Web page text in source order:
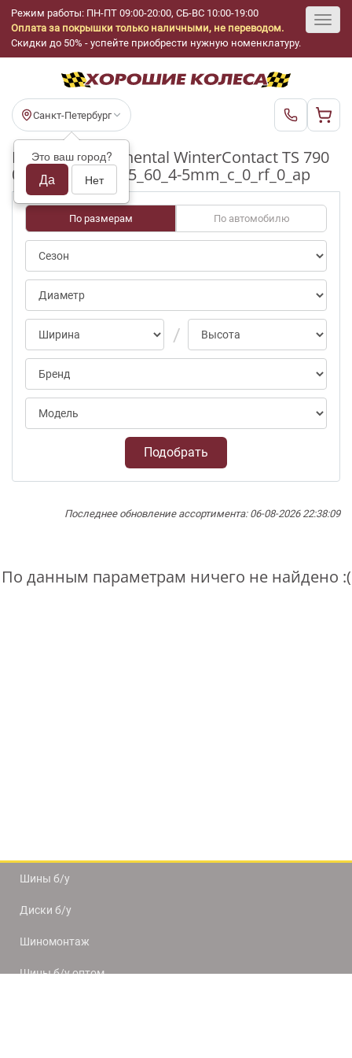
Режим работы: ПН-ПТ 09:00-20:00, СБ-ВС 10:00-19:00
Оплата за покрышки только наличными, не переводом.
Скидки до 50% - успейте приобрести нужную номенклатуру.
Санкт-Петербург
Это ваш город?
Да Нет
Шины бу Continental WinterContact TS 790
0/notpct R17_225_60_4-5mm_c_0_rf_0_ap
По размерам По автомобилю
Подобрать
Последнее обновление ассортимента: 06-08-2026 22:38:09
По данным параметрам ничего не найдено :(
Шины б/у
Диски б/у
Шиномонтаж
Шины б/у оптом